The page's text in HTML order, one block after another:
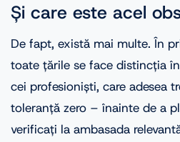
Și care este acel
De fapt, există mai multe. În
toate țările se face distincția
cei profesioniști, care adesea
toleranță zero – înainte de a
verificați la ambasada